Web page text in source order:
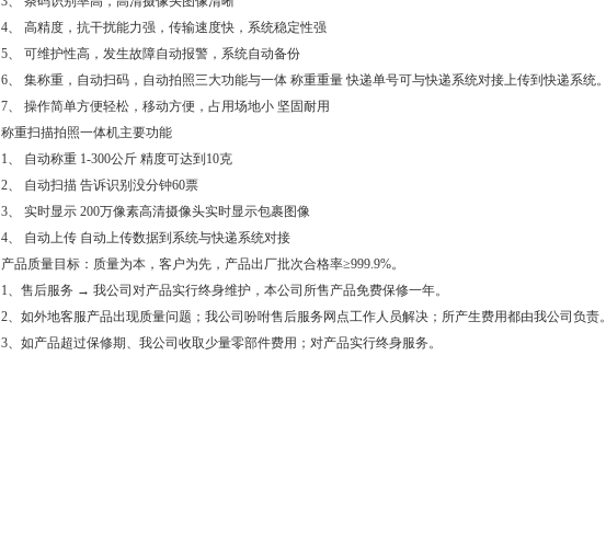
4、 高精度，抗干扰能力强，传输速度快，系统稳定性强
5、 可维护性高，发生故障自动报警，系统自动备份
6、 集称重，自动扫码，自动拍照三大功能与一体 称重重量 快递单号可与快递系统对接上传到快递系统。
7、 操作简单方便轻松，移动方便，占用场地小 坚固耐用
称重扫描拍照一体机主要功能
1、 自动称重 1-300公斤 精度可达到10克
2、 自动扫描 告诉识别没分钟60票
3、 实时显示 200万像素高清摄像头实时显示包裹图像
4、 自动上传 自动上传数据到系统与快递系统对接
产品质量目标：质量为本，客户为先，产品出厂批次合格率≥999.9%。
1、售后服务 → 我公司对产品实行终身维护，本公司所售产品免费保修一年。
2、如外地客服产品出现质量问题；我公司吩咐售后服务网点工作人员解决；所产生费用都由我公司负责。
3、如产品超过保修期、我公司收取少量零部件费用；对产品实行终身服务。